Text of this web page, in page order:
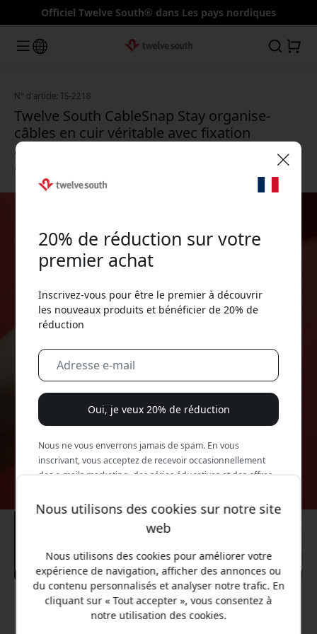
Officiel Twelve South® dans Les pays nordiques
N° d'article: TS-2218
Twelve South CableSnap Stay organise-
câbles en cuir véritable avec fixation
adhésive pour câbles sur le bureau - Gris
colombe
Prix conseillé
Nous utilisons des cookies sur notre site
web
Nous utilisons des cookies pour améliorer votre
expérience de navigation, afficher des annonces ou
du contenu personnalisés et analyser notre trafic. En
cliquant sur « Tout accepter », vous consentez à
notre utilisation des cookies.
20% de réduction sur votre
premier achat
Inscrivez-vous pour être le premier à découvrir
les nouveaux produits et bénéficier de 20% de
réduction
Oui, je veux 20% de réduction
Nous ne vous enverrons jamais de spam. En vous
inscrivant, vous acceptez de recevoir occasionnellement
des e-mails marketing, des séries éducatives et des offres
Non, je préfère payer le prix fort.
🎉 Votre code de réduction :
Utilisez ce code lors du paiement pour obtenir
20% de réduction.